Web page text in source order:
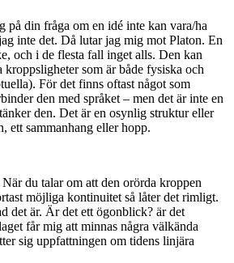
på din fråga om en idé inte kan vara/ha
inte det. Då lutar jag mig mot Platon. En
och i de flesta fall inget alls. Den kan
kroppsligheter som är både fysiska och
För det finns oftast något som
den med språket – men det är inte en
den. Det är en osynlig struktur eller
ett sammanhang eller hopp.
du talar om att den orörda kroppen
möjliga kontinuitet så låter det rimligt.
det är. Är det ett ögonblick? är det
får mig att minnas några välkända
sig uppfattningen om tidens linjära